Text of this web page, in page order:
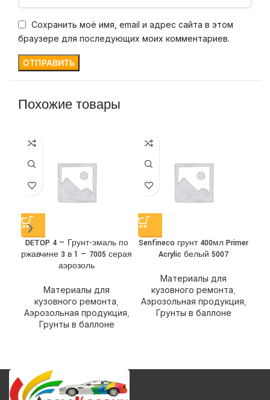
Сохранить моё имя, email и адрес сайта в этом
браузере для последующих моих комментариев.
Похожие товары
DETOP 4 — Грунт-эмаль по
ржавчине 3 в 1 — 7005 серая
аэрозоль
Материалы для
кузовного ремонта
Аэрозольная продукция
Грунты в баллоне
Senfineco грунт 400мл Primer
Acrylic белый 5007
Материалы для
кузовного ремонта
Аэрозольная продукция
Грунты в баллоне